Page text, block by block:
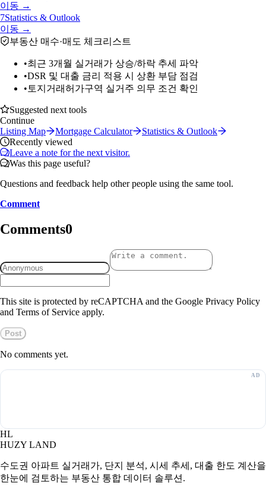
이동 →
7Statistics & Outlook
이동 →
부동산 매수·매도 체크리스트
•최근 3개월 실거래가 상승/하락 추세 파악
•DSR 및 대출 금리 적용 시 상환 부담 점검
• 토지거래허가구역 실거주 의무 조건 확인
Suggested next tools
Continue
Listing Map
Mortgage Calculator
Statistics & Outlook
Recently viewed
Leave a note for the next visitor.
Was this page useful?
Questions and feedback help other people using the same tool.
Comment
Comments0
This site is protected by reCAPTCHA and the Google Privacy Policy
and Terms of Service apply.
Post
No comments yet.
HL
HUZY LAND
수도권 아파트 실거래가, 단지 분석, 시세 추세, 대출 한도 계산을
한눈에 검토하는 부동산 통합 데이터 솔루션.